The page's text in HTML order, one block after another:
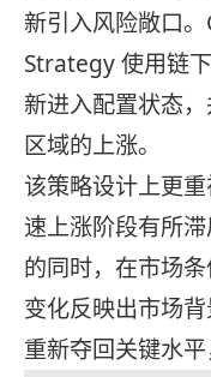
新引入风险敞口
Strategy 使用链
新进入配置状态
区域的上涨。
该策略设计上更
速上涨阶段有所
的同时，在市场
变化反映出市场
重新夺回关键水平